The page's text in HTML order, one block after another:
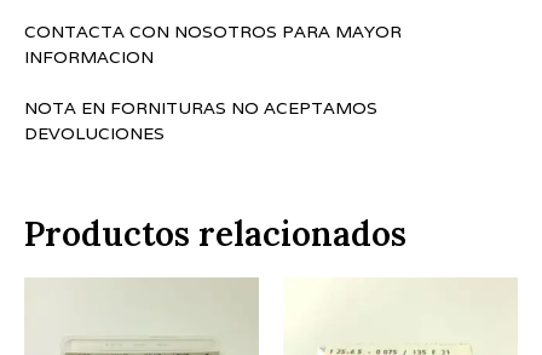
CONTACTA CON NOSOTROS PARA MAYOR
INFORMACION
NOTA EN FORNITURAS NO ACEPTAMOS
DEVOLUCIONES
Productos relacionados